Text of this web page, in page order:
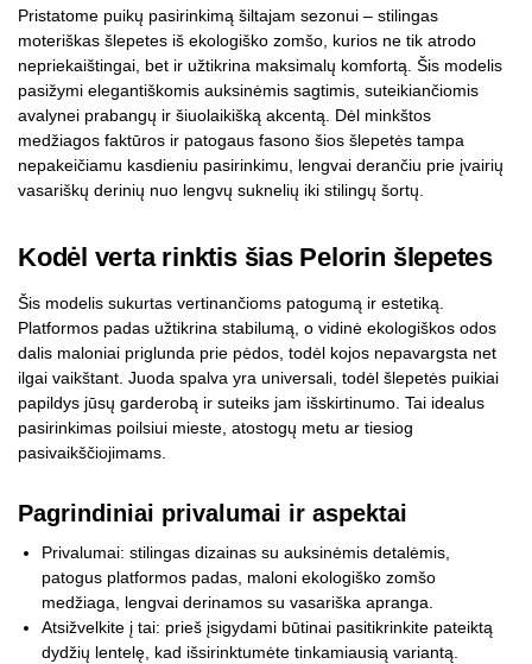
Pristatome puikų pasirinkimą šiltajam sezonui – stilingas
moteriškas šlepetes iš ekologiško zomšo, kurios ne tik atrodo
nepriekaištingai, bet ir užtikrina maksimalų komfortą. Šis modelis
pasižymi elegantiškomis auksinėmis sagtimis, suteikiančiomis
avalynei prabangų ir šiuolaikišką akcentą. Dėl minkštos
medžiagos faktūros ir patogaus fasono šios šlepetės tampa
nepakeičiamu kasdieniu pasirinkimu, lengvai derančiu prie įvairių
vasariškų derinių nuo lengvų suknelių iki stilingų šortų.
Kodėl verta rinktis šias Pelorin šlepetes
Šis modelis sukurtas vertinančioms patogumą ir estetiką.
Platformos padas užtikrina stabilumą, o vidinė ekologiškos odos
dalis maloniai priglunda prie pėdos, todėl kojos nepavargsta net
ilgai vaikštant. Juoda spalva yra universali, todėl šlepetės puikiai
papildys jūsų garderobą ir suteiks jam išskirtinumo. Tai idealus
pasirinkimas poilsiui mieste, atostogų metu ar tiesiog
pasivaikščiojimams.
Pagrindiniai privalumai ir aspektai
Privalumai: stilingas dizainas su auksinėmis detalėmis,
patogus platformos padas, maloni ekologiško zomšo
medžiaga, lengvai derinamos su vasariška apranga.
Atsižvelkite į tai: prieš įsigydami būtinai pasitikrinkite pateiktą
dydžių lentelę, kad išsirinktumėte tinkamiausią variantą.